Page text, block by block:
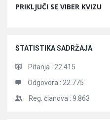
PRIKLJUČI SE VIBER KVIZU
STATISTIKA SADRŽAJA
Pitanja : 22.415
Odgovora : 22.775
Reg. članova : 9.863